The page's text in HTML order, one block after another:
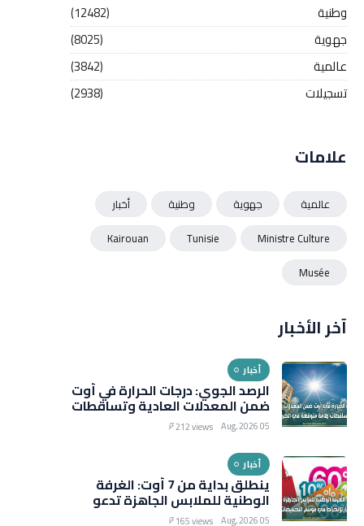
وطنية
(12482)
جهوية
(8025)
عالمية
(3842)
تسجيلات
(2938)
علامات
عالمية جهوية وطنية
أخبار
Ministre Culture
Tunisie
Kairouan
Musée
آخر الأخبار
أخبار
الرصد الجوي: درجات الحرارة في أوت
ضمن المعدلات العادية وتساقطات
هامة متوقعة في الخريف
05 Aug, 2026
212 views
أخبار
ينطلق بداية من 7 أوت: الغرفة
الوطنية للملابس الجاهزة تدعو
التجار للانخراط في موسم
05 Aug, 2026
165 views